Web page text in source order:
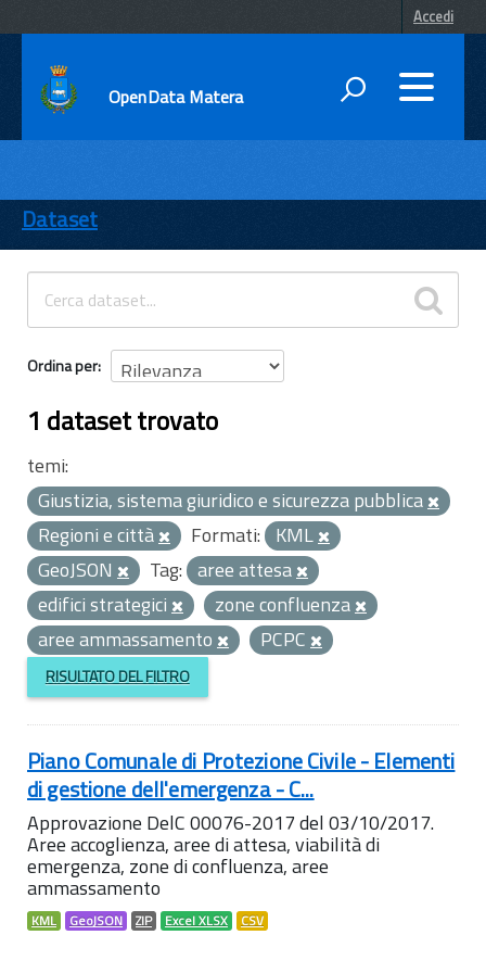
Accedi
OpenData Matera
ENTI
TEMI
INFORMAZIONI
Dataset
Ordina per
1 dataset trovato
temi:
Giustizia, sistema giuridico e sicurezza pubblica
Regioni e città
Formati: KML
GeoJSON
Tag: aree attesa
edifici strategici
zone confluenza
aree ammassamento
PCPC
RISULTATO DEL FILTRO
Piano Comunale di Protezione Civile - Elementi
di gestione dell'emergenza - C...
Approvazione DelC 00076-2017 del 03/10/2017.
Aree accoglienza, aree di attesa, viabilità di
emergenza, zone di confluenza, aree
ammassamento
KML GeoJSON ZIP Excel XLSX CSV